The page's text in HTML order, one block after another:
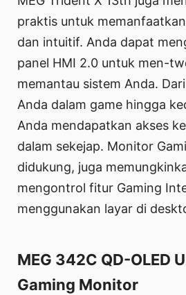
praktis untuk
dan intuitif. Anda dapat
panel HMI 2.0 untuk men-
memantau sistem Anda.
Anda dalam game hingga
Anda mendapatkan akses
dalam sekejap. Monitor
didukung, juga
mengontrol fitur Gaming
menggunakan layar di
MEG 342C QD-OLED
Gaming Monitor